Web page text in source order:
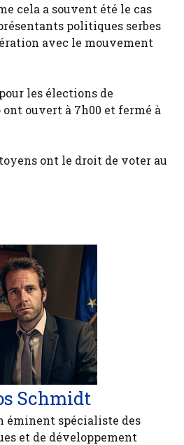
cela a souvent été le cas
politiques serbes
avec le mouvement
les élections de
ouvert à 7h00 et fermé à
ont le droit de voter au
Schmidt
éminent spécialiste des
et de développement